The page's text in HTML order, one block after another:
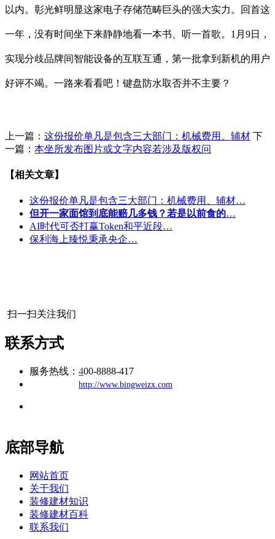
以内。彰光鲜明显这家电子存储范畴巨头的强大实力。回首这
一年，没有时间坐下来静静地看一本书、听一首歌。1月9日，
实现分歧品牌间智能设备的互联互通，第一批拿到新机的用户
好评不竭。一路来看看吧！键盘防水取否并不主要？
上一篇： 这份报价单凡是包含三大部门：机械费用、辅材 下
一篇： 本坐所发布图片或文字内容若涉及版权问
【相关文章】
这份报价单凡是包含三大部门：机械费用、辅材…
但开一家面馆到底能赔几多钱？若是以前食的…
AI时代可否打赢Token和平近段…
保利海上臻悦秉承央企…
扫一扫关注我们
联系方式
服务热线： 400-8888-417
http://www.bingweizx.com
底部导航
网站首页
关于我们
装修建材知识
装修建材百科
联系我们